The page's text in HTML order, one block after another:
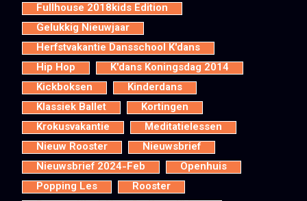
Fullhouse 2018kids Edition
Gelukkig Nieuwjaar
Herfstvakantie Dansschool K'dans
Hip Hop
K'dans Koningsdag 2014
Kickboksen
Kinderdans
Klassiek Ballet
Kortingen
Krokusvakantie
Meditatielessen
Nieuw Rooster
Nieuwsbrief
Nieuwsbrief 2024-Feb
Openhuis
Popping Les
Rooster